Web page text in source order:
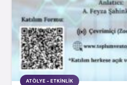
ATÖLYE - ETKINLIK